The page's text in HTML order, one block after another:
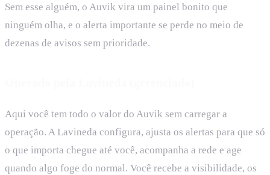
Sem esse alguém, o Auvik vira um painel bonito que
ninguém olha, e o alerta importante se perde no meio de
dezenas de avisos sem prioridade.
Aqui você tem todo o valor do Auvik sem carregar a
operação. A Lavineda configura, ajusta os alertas para que só
o que importa chegue até você, acompanha a rede e age
quando algo foge do normal. Você recebe a visibilidade, os